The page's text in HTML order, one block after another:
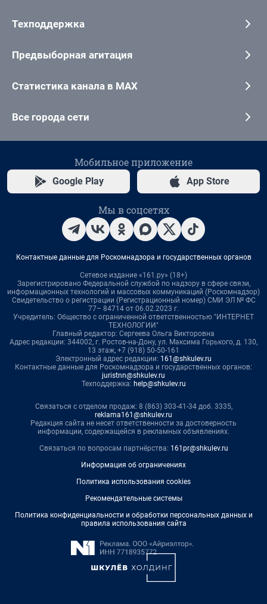
Техподдержка
Предвыборная агитация
Статистика канала в MAX
Все города сети
Мобильное приложение
Google Play App Store
Мы в соцсетях
Контактные данные для Роскомнадзора и государственных органов
Сетевое издание «161.ру» (18+)
Зарегистрировано Федеральной службой по надзору в сфере связи,
информационных технологий и массовых коммуникаций (Роскомнадзор)
Свидетельство о регистрации (Регистрационный номер) СМИ ЭЛ № ФС
77– 84714 от 06.02.2023 г.
Учредитель: Общество с ограниченной ответственностью "ИНТЕРНЕТ
ТЕХНОЛОГИИ"
Главный редактор: Сергеева Ольга Викторовна
Адрес редакции: 344002, г. Ростов-на-Дону, ул. Максима Горького, д. 130,
13 этаж, +7 (918) 50-50-161
Электронный адрес редакции: 161@shkulev.ru
Контактные данные для Роскомнадзора и государственных органов:
juristnn@shkulev.ru
Техподдержка: help@shkulev.ru
Связаться с отделом продаж: 8 (863) 303-41-34 доб. 3335,
reklama161@shkulev.ru
Редакция сайта не несет ответственности за достоверность
информации, содержащейся в рекламных объявлениях.
Связаться по вопросам партнёрства: 161pr@shkulev.ru
Информация об ограничениях
Политика использования cookies
Рекомендательные системы
Политика конфиденциальности и обработки персональных данных и
правила использования сайта